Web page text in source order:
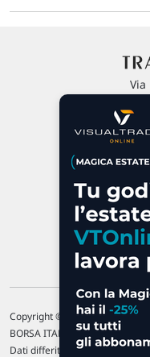
Via
Copyright © 1996-2026
BORSA ITALIANA Quotazioni
Dati differiti di 15 min. (fonte